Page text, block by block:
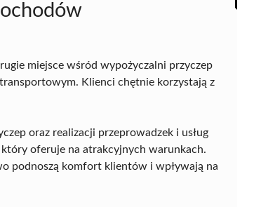
miejsce wśród wypożyczalni przyczep
Klienci chętnie korzystają z
oraz realizacji przeprowadzek i usług
oferuje na atrakcyjnych warunkach.
podnoszą komfort klientów i wpływają na